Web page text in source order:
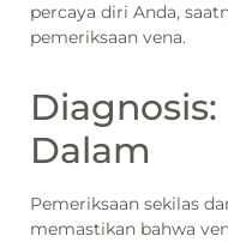
percaya diri Anda,
pemeriksaan vena.
Dalam
Pemeriksaan sekilas
memastikan bahwa